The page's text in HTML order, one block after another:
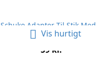
Schuko Adapter Til Stik Med...
Pris
59 kr.
 Vis hurtigt